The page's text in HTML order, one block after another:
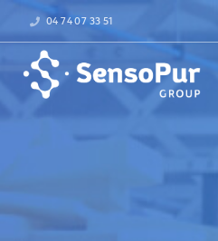
04 74 07 33 51